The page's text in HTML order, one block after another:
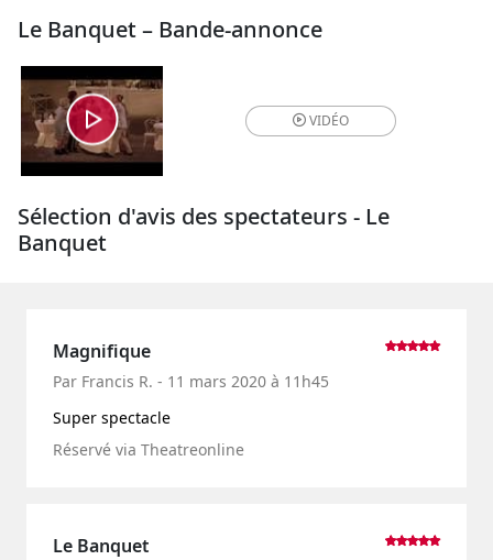
Le Banquet – Bande-annonce
VIDÉO
Sélection d'avis des spectateurs - Le
Banquet
Magnifique
Par Francis R. - 11 mars 2020 à 11h45
Super spectacle
Réservé via Theatreonline
Le Banquet